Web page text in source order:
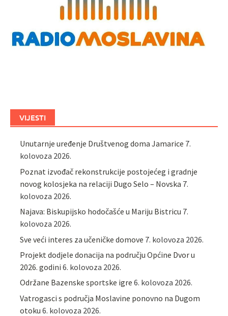
VIJESTI
Unutarnje uređenje Društvenog doma Jamarice 7.
kolovoza 2026.
Poznat izvođač rekonstrukcije postojećeg i gradnje
novog kolosjeka na relaciji Dugo Selo – Novska 7.
kolovoza 2026.
Najava: Biskupijsko hodočašće u Mariju Bistricu 7.
kolovoza 2026.
Sve veći interes za učeničke domove 7. kolovoza 2026.
Projekt dodjele donacija na području Općine Dvor u
2026. godini 6. kolovoza 2026.
Održane Bazenske sportske igre 6. kolovoza 2026.
Vatrogasci s područja Moslavine ponovno na Dugom
otoku 6. kolovoza 2026.